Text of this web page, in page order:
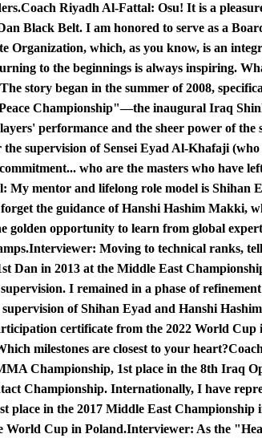
Coach Riyadh Al-Fattal: Osu! It is a
Black Belt. I am honored to serve as a
Organization, which, as you know, is an
to the beginnings is always inspiring.
The story began in the summer of 2008,
Championship"—the inaugural Iraq
performance and the sheer power of the
supervision of Sensei Eyad Al-Khafaji (who
who are the masters who have
My mentor and lifelong role model is Shihan
the guidance of Hanshi Hashim Makki,
opportunity to learn from global
Interviewer: Moving to technical ranks,
Dan in 2013 at the Middle East
I remained in a phase of
of Shihan Eyad and Hanshi
certificate from the 2022 World Cup
milestones are closest to your heart?
Championship, 1st place in the 8th Iraq
Championship. Internationally, I have
place in the 2017 Middle East Championship
World Cup in Poland.Interviewer: As the